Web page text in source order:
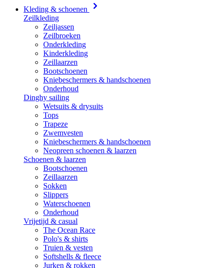
Kleding & schoenen
Zeilkleding
Zeiljassen
Zeilbroeken
Onderkleding
Kinderkleding
Zeillaarzen
Bootschoenen
Kniebeschermers & handschoenen
Onderhoud
Dinghy sailing
Wetsuits & drysuits
Tops
Trapeze
Zwemvesten
Kniebeschermers & handschoenen
Neopreen schoenen & laarzen
Schoenen & laarzen
Bootschoenen
Zeillaarzen
Sokken
Slippers
Waterschoenen
Onderhoud
Vrijetijd & casual
The Ocean Race
Polo's & shirts
Truien & vesten
Softshells & fleece
Jurken & rokken